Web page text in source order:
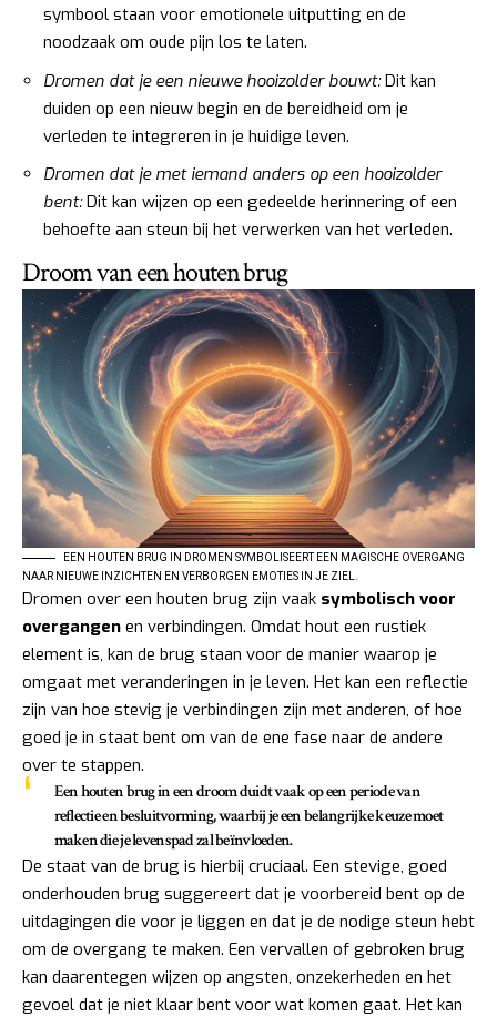
symbool staan voor emotionele uitputting en de
noodzaak om oude pijn los te laten.
Dromen dat je een nieuwe hooizolder bouwt:Dit kan
duiden op een nieuw begin en de bereidheid om je
verleden te integreren in je huidige leven.
Dromen dat je met iemand anders op een hooizolder
bent:Dit kan wijzen op een gedeelde herinnering of een
behoefte aan steun bij het verwerken van het verleden.
Droom van een houten brug
EEN HOUTEN BRUG IN DROMEN SYMBOLISEERT EEN MAGISCHE OVERGANG
NAAR NIEUWE INZICHTEN EN VERBORGEN EMOTIES IN JE ZIEL.
Dromen over een houten brug zijn vaak symbolisch voor
overgangen en verbindingen. Omdat hout een rustiek
element is, kan de brug staan voor de manier waarop je
omgaat met veranderingen in je leven. Het kan een reflectie
zijn van hoe stevig je verbindingen zijn met anderen, of hoe
goed je in staat bent om van de ene fase naar de andere
over te stappen.
Een houten brug in een droom duidt vaak op een periode van
reflectie en besluitvorming, waarbij je een belangrijke keuze moet
maken die je levenspad zal beïnvloeden.
De staat van de brug is hierbij cruciaal. Een stevige, goed
onderhouden brug suggereert dat je voorbereid bent op de
uitdagingen die voor je liggen en dat je de nodige steun hebt
om de overgang te maken. Een vervallen of gebroken brug
kan daarentegen wijzen op angsten, onzekerheden en het
gevoel dat je niet klaar bent voor wat komen gaat. Het kan